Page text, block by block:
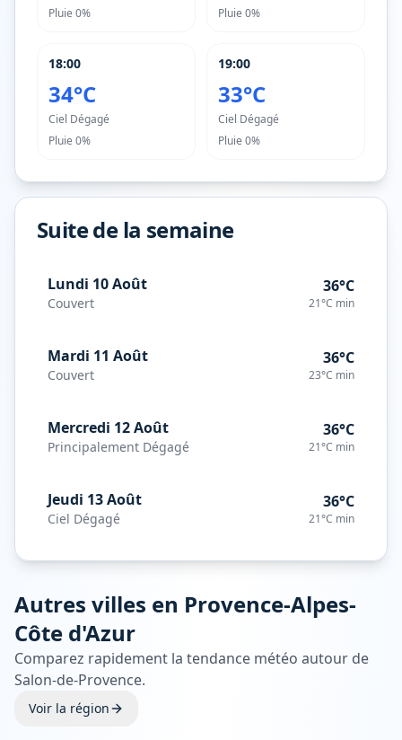
Pluie 0%
Pluie 0%
18:00
34°C
Ciel Dégagé
Pluie 0%
19:00
33°C
Ciel Dégagé
Pluie 0%
Suite de la semaine
Lundi 10 Août
Couvert
36°C
21°C min
Mardi 11 Août
Couvert
36°C
23°C min
Mercredi 12 Août
Principalement Dégagé
36°C
21°C min
Jeudi 13 Août
Ciel Dégagé
36°C
21°C min
Autres villes en Provence-Alpes-
Côte d'Azur
Comparez rapidement la tendance météo autour de
Salon-de-Provence.
Voir la région